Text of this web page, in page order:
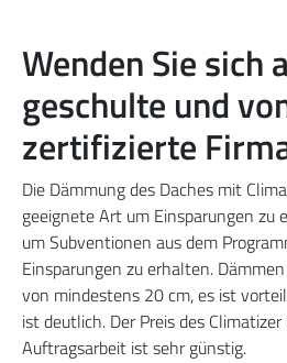
Wenden Sie sich
geschulte und
zertifizierte
Die Dämmung des Daches mit
geeignete Art um Einsparungen zu
um Subventionen aus dem
Einsparungen zu erhalten.
von mindestens 20 cm, es ist
ist deutlich. Der Preis des
Auftragsarbeit ist sehr günstig.